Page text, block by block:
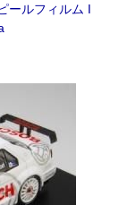
ールフィルム I